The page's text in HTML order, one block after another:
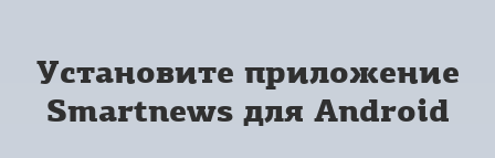
Установите приложение
Smartnews для Android